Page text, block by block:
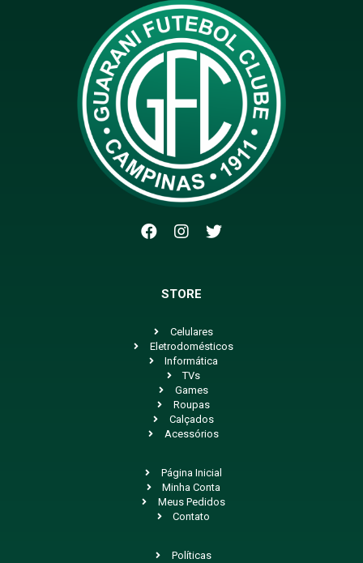
STORE
Celulares
Eletrodomésticos
Informática
TVs
Games
Roupas
Calçados
Acessórios
Página Inicial
Minha Conta
Meus Pedidos
Contato
Políticas